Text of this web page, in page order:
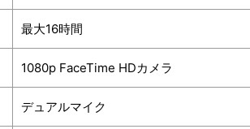
最大16時間
1080p FaceTime HDカメラ
デュアルマイク